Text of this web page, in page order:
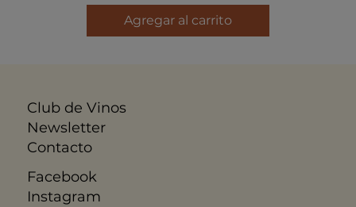
Club de Vinos
Newsletter
Contacto
Facebook
Instagram
Agregar al carrito